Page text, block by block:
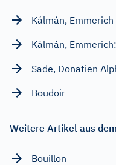
Kálmán,
Kálmán,
Sade, Donatien
Boudoir
Weitere Artikel aus
Bouillon